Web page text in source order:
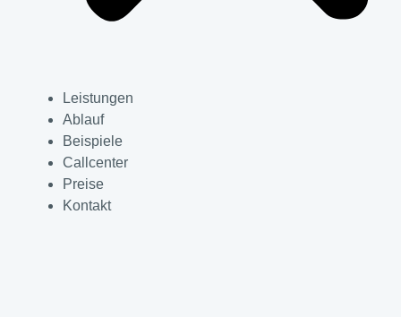
Leistungen
Ablauf
Beispiele
Callcenter
Preise
Kontakt